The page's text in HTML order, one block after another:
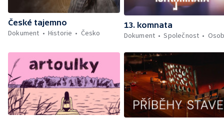
České tajemno
Dokument
Historie Česko
13. komnata
Dokument
Společnost